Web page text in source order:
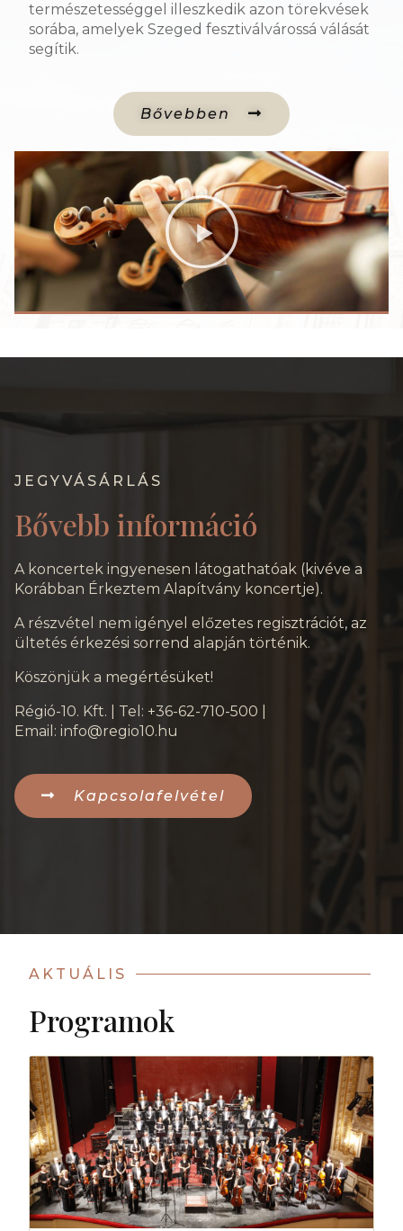
természetességgel illeszkedik azon törekvések
sorába, amelyek Szeged fesztiválvárossá válását
segítik.
Bővebben
JEGYVÁSÁRLÁS
Bővebb információ
A koncertek ingyenesen látogathatóak (kivéve a
Korábban Érkeztem Alapítvány koncertje).
A részvétel nem igényel előzetes regisztrációt, az
ültetés érkezési sorrend alapján történik.
Köszönjük a megértésüket!
Régió-10. Kft. | Tel: +36-62-710-500 |
Email: info@regio10.hu
Kapcsolafelvétel
AKTUÁLIS
Programok